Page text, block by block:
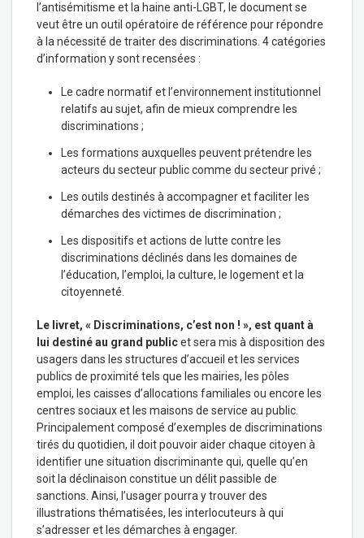
l’antisémitisme et la haine anti-LGBT, le document se
veut être un outil opératoire de référence pour répondre
à la nécessité de traiter des discriminations. 4 catégories
d’information y sont recensées :
Le cadre normatif et l’environnement institutionnel
relatifs au sujet, afin de mieux comprendre les
discriminations ;
Les formations auxquelles peuvent prétendre les
acteurs du secteur public comme du secteur privé ;
Les outils destinés à accompagner et faciliter les
démarches des victimes de discrimination ;
Les dispositifs et actions de lutte contre les
discriminations déclinés dans les domaines de
l’éducation, l’emploi, la culture, le logement et la
citoyenneté.
Le livret, « Discriminations, c’est non ! », est quant à
lui destiné au grand publicet sera mis à disposition des
usagers dans les structures d’accueil et les services
publics de proximité tels que les mairies, les pôles
emploi, les caisses d’allocations familiales ou encore les
centres sociaux et les maisons de service au public.
Principalement composé d’exemples de discriminations
tirés du quotidien, il doit pouvoir aider chaque citoyen à
identifier une situation discriminante qui, quelle qu’en
soit la déclinaison constitue un délit passible de
sanctions. Ainsi, l’usager pourra y trouver des
illustrations thématisées, les interlocuteurs à qui
s’adresser et les démarches à engager.